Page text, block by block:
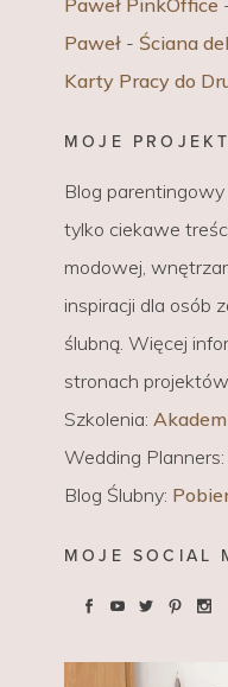
Paweł - Ściana
Karty Pracy do
MOJE
Blog
tylko ciekawe
modowej,
inspiracji dla osób
ślubną. Więcej
stronach
Szkolenia:
Wedding Planners:
Blog Ślubny:
MOJE SOCIAL